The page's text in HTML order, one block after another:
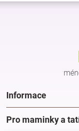
Z
Informace
Pro maminky a